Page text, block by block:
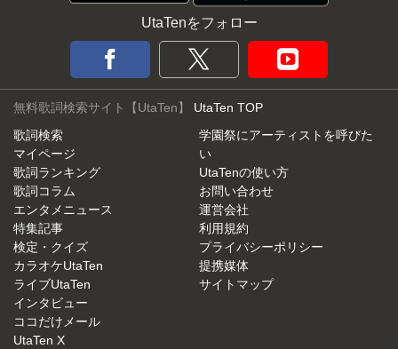
UtaTenをフォロー
無料歌詞検索サイト【UtaTen】 UtaTen TOP
歌詞検索
マイページ
歌詞ランキング
歌詞コラム
エンタメニュース
特集記事
検定・クイズ
カラオケUtaTen
ライブUtaTen
インタビュー
ココだけメール
UtaTen X
学園祭にアーティストを呼びた
い
UtaTenの使い方
お問い合わせ
運営会社
利用規約
プライバシーポリシー
提携媒体
サイトマップ